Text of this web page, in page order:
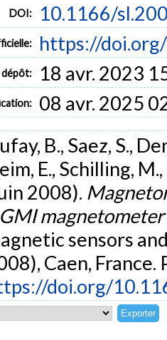
DOI: 10.1166/
https://
dépôt: 18 avr. 2023
08 avr. 2025
B., Saez, S.,
E., Schilling,
2008).
magnetometer
sensors
Caen,
doi.org/